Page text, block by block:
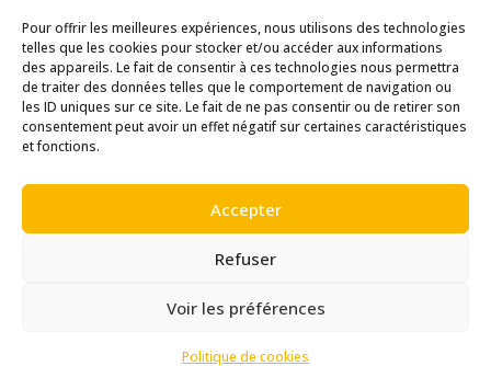
Pour offrir les meilleures expériences, nous utilisons des technologies
telles que les cookies pour stocker et/ou accéder aux informations
des appareils. Le fait de consentir à ces technologies nous permettra
de traiter des données telles que le comportement de navigation ou
les ID uniques sur ce site. Le fait de ne pas consentir ou de retirer son
consentement peut avoir un effet négatif sur certaines caractéristiques
et fonctions.
Accepter
Refuser
Voir les préférences
Politique de cookies
Copyright © 2026 |Politique de confidentialité
Création Ace Medias